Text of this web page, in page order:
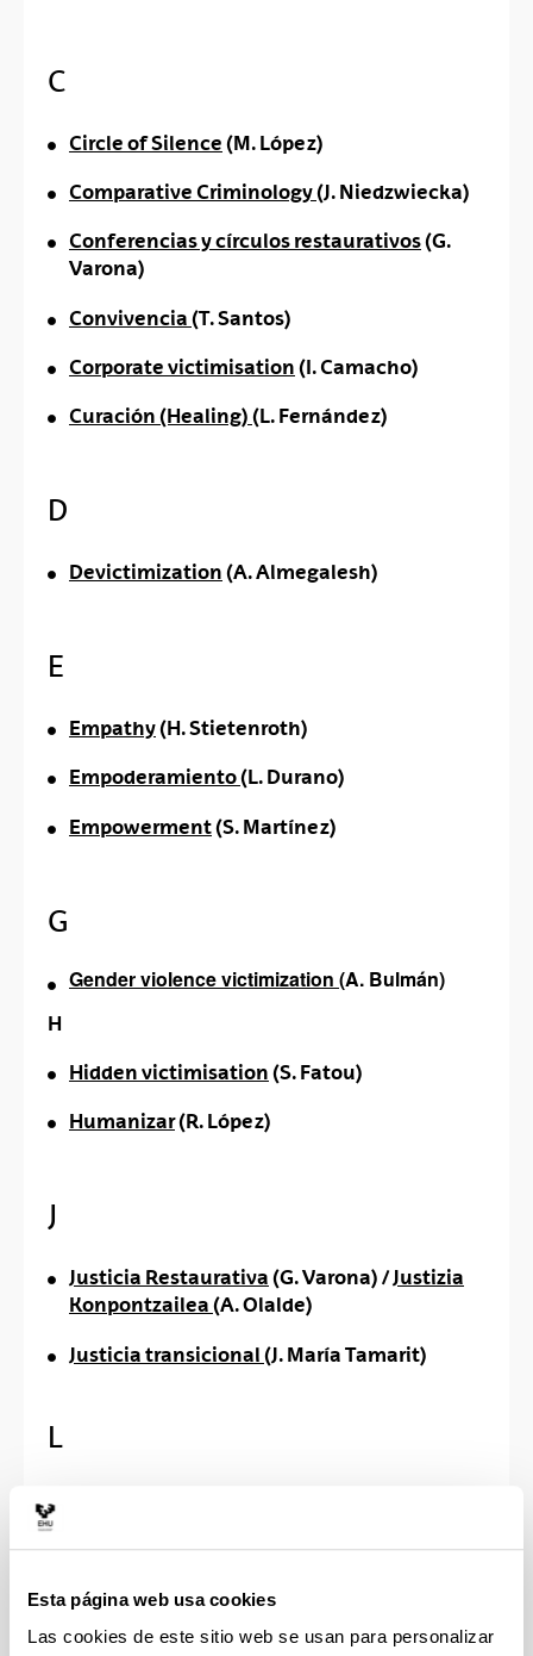
Esta página web usa cookies
Las cookies de este sitio web se usan para personalizar
C
Circle of Silence (M. López)
Comparative Criminology(J. Niedzwiecka)
Conferencias y círculos restaurativos(G.
Varona)
Convivencia (T. Santos)
Corporate victimisation (I. Camacho)
Curación (Healing) (L. Fernández)
D
Devictimization (A. Almegalesh)
E
Empathy(H. Stietenroth)
Empoderamiento(L. Durano)
Empowerment(S. Martínez)
G
Gender violence victimization (A. Bulmán)
H
Hidden victimisation (S. Fatou)
Humanizar(R. López)
J
Justicia Restaurativa (G. Varona) /Justizia
Konpontzailea (A. Olalde)
Justicia transicional (J. María Tamarit)
L
M
Macro-victimización y armas autónomas
Sedeño)